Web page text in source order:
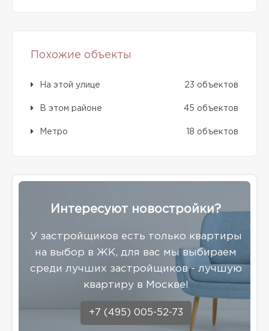
Похожие объекты
На этой улице 23 объектов
В этом районе 45 объектов
Метро 18 объектов
Интересуют новостройки?
У застройщиков есть только квартиры
на выбор в ЖК, для вас мы выбираем
среди лучших застройщиков - лучшую
квартиру в Москве!
+7 (495) 005-52-73